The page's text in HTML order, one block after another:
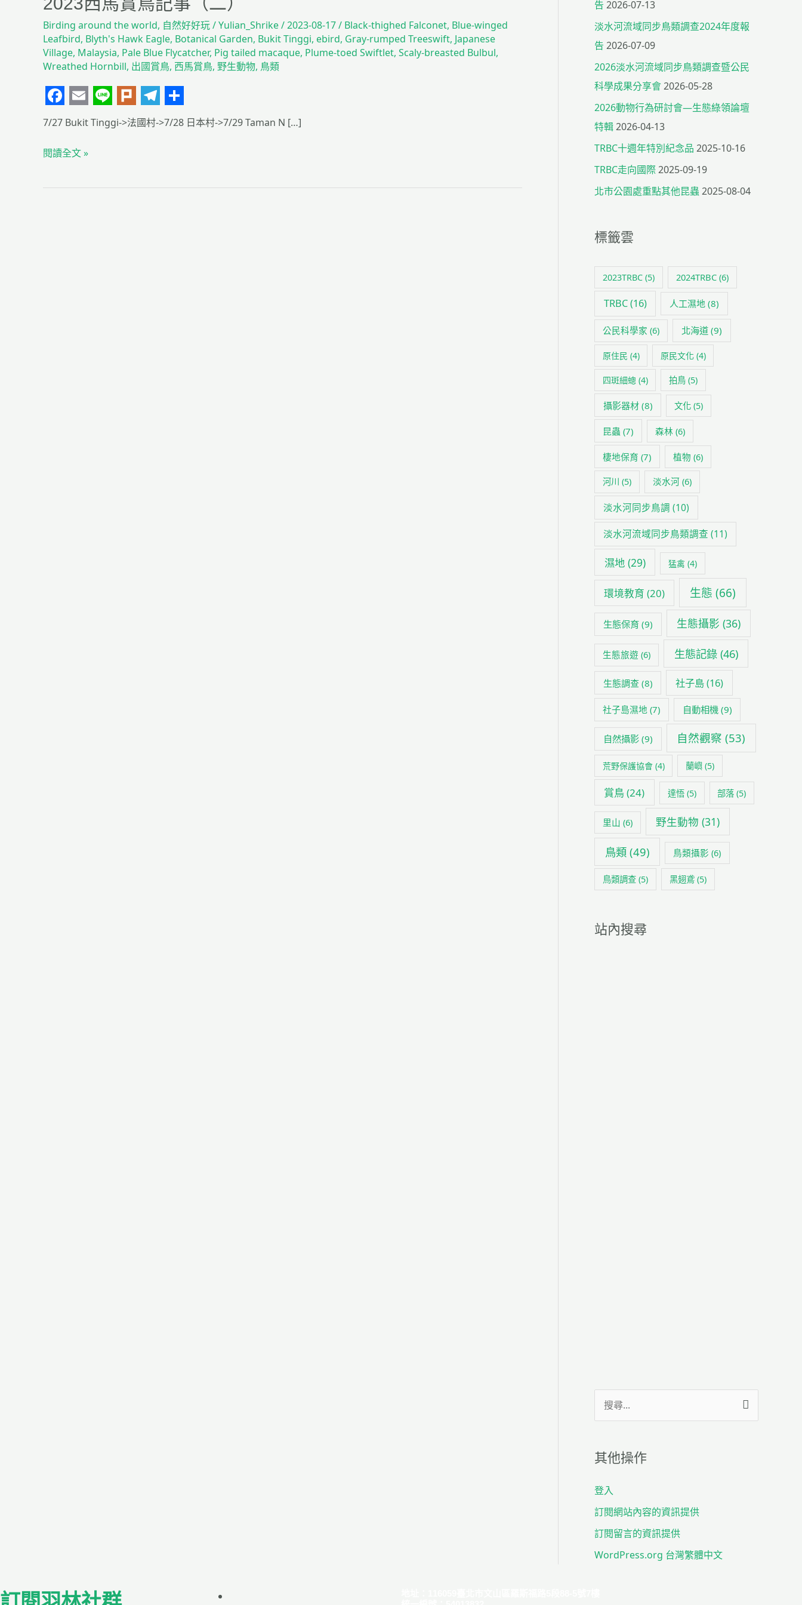
Birding around the world, 自然好好玩/Yulian_Shrike/2023-08-17/ Black-thighed Falconet, Blue-winged
Leafbird, Blyth's Hawk Eagle, Botanical Garden, Bukit Tinggi, ebird, Gray-rumped Treeswift, Japanese
Village, Malaysia, Pale Blue Flycatcher, Pig tailed macaque, Plume-toed Swiftlet, Scaly-breasted Bulbul,
Wreathed Hornbill, 出國賞鳥, 西馬賞鳥, 野生動物, 鳥類
F
a
c
b
E
m
a
l
L
i
P
l
k
T
e
g
分
享
7/27 Bukit Tinggi->法國村->7/28 日本村->7/29 Taman N […]
閱讀全文 »
告 2026-07-13
淡水河流域同步鳥類調查2024年度報
告 2026-07-09
2026淡水河流域同步鳥類調查暨公民
科學成果分享會2026-05-28
2026動物行為研討會—生態綠領論壇
特輯2026-04-13
TRBC十週年特別紀念品 2025-10-16
TRBC走向國際2025-09-19
北市公園處重點其他昆蟲 2025-08-04
標籤雲
2023TRBC(5) 2024TRBC (6)
TRBC(16) 人工濕地 (8)
公民科學家 (6) 北海道 (9)
原住民 (4) 原民文化(4)
四斑細蟌 (4) 拍鳥 (5)
攝影器材(8) 文化 (5)
昆蟲 (7) 森林 (6)
棲地保育 (7) 植物 (6)
河川 (5) 淡水河 (6)
淡水河同步鳥調 (10)
淡水河流域同步鳥類調查 (11)
濕地(29) 猛禽 (4)
環境教育 (20) 生態 (66)
生態保育(9) 生態攝影 (36)
生態旅遊 (6) 生態記錄(46)
生態調查(8) 社子島(16)
社子島濕地 (7) 自動相機(9)
自然攝影(9) 自然觀察 (53)
荒野保護協會(4) 蘭嶼 (5)
賞鳥(24) 達悟(5) 部落 (5)
里山 (6) 野生動物 (31)
鳥類(49) 鳥類攝影 (6)
鳥類調查(5) 黑翅鳶(5)
站內搜尋
鍵
字
其他操作
登入
訂閱網站內容的資訊提供
訂閱留言的資訊提供
WordPress.org 台灣繁體中文